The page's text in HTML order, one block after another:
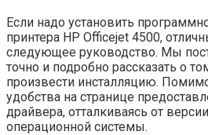
Если надо установить
принтера HP Officejet 4500,
следующее руководство. Мы
точно и подробно рассказать о
произвести инсталляцию.
удобства на странице
драйвера, отталкиваясь от
операционной системы.